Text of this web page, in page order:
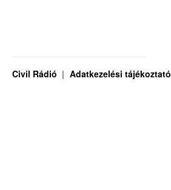
Civil Rádió Adatkezelési tájékoztató